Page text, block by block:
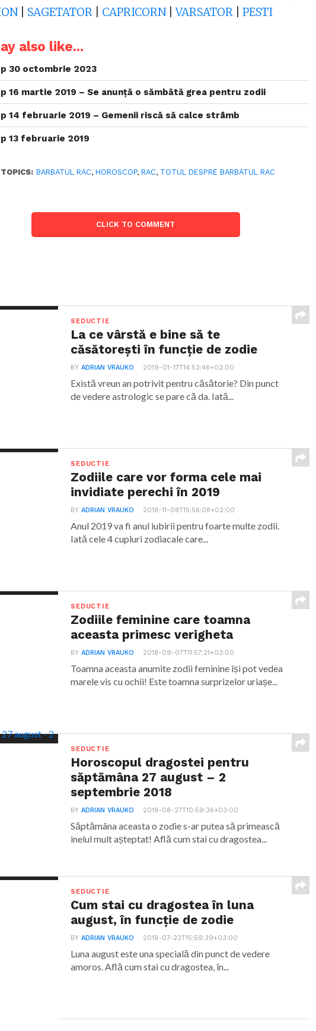
| SAGETATOR CAPRICORN|VARSATOR |PESTI
also like...
30 octombrie 2023
16 martie 2019 – Se anunță o sămbătă grea pentru zodii
14 februarie 2019 – Gemenii riscă să calce strâmb
13 februarie 2019
BARBATUL RAC,HOROSCOP,RAC, TOTUL DESPRE BARBATUL RAC
CLICK TO COMMENT
SEDUCTIE
La ce vârstă e bine să te
căsătorești în funcție de zodie
BYADRIAN VRAUKO 2019-01-17T14:53:46+02:00
Există vreun an potrivit pentru căsătorie? Din punct
de vedere astrologic se pare că da. Iată...
SEDUCTIE
Zodiile care vor forma cele mai
invidiate perechi în 2019
BYADRIAN VRAUKO 2018-11-08T15:56:08+02:00
Anul 2019 va fi anul iubirii pentru foarte multe zodii.
Iată cele 4 cupluri zodiacale care...
SEDUCTIE
Zodiile feminine care toamna
aceasta primesc verigheta
BYADRIAN VRAUKO 2018-09-07T11:57:21+03:00
Toamna aceasta anumite zodii feminine își pot vedea
marele vis cu ochii! Este toamna surprizelor uriașe...
SEDUCTIE
Horoscopul dragostei pentru
săptămâna 27 august – 2
septembrie 2018
BYADRIAN VRAUKO 2018-08-27T10:59:36+03:00
Săptămâna aceasta o zodie s-ar putea să primească
inelul mult așteptat! Află cum stai cu dragostea...
SEDUCTIE
Cum stai cu dragostea în luna
august, în funcție de zodie
BYADRIAN VRAUKO 2018-07-23T15:59:39+03:00
Luna august este una specială din punct de vedere
amoros. Află cum stai cu dragostea, în...